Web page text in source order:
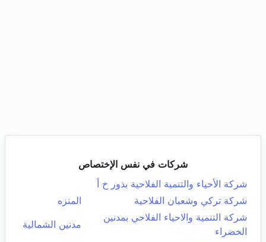
شركات في نفس الإختصاص
شركة الأحياء والتنمية الفلاحية بذور خ أ
شركة تركي وشعبان الفلاحية
المنزه
شركة التنمية والاحياء الفلاحي بمدنين
الخضراء
مدنين الشمالية